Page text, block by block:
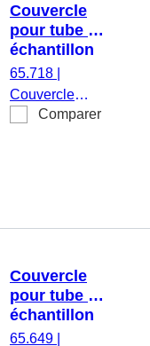
Couvercle
pour tube à
échantillon
73.666,
longueur : 8
mm, LD-PE
65.718
Couvercle
pour tube à
Comparer
Couvercle
pour tube à
échantillon
73.641 &
65.649